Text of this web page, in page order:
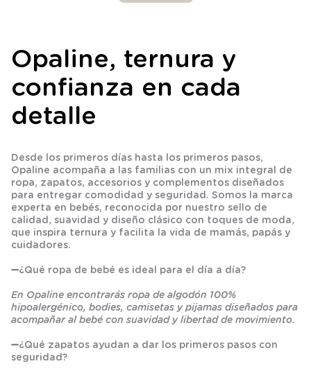
Opaline, ternura y
confianza en cada
detalle
Desde los primeros días hasta los primeros pasos,
Opaline acompaña a las familias con un mix integral de
ropa, zapatos, accesorios y complementos diseñados
para entregar comodidad y seguridad. Somos la marca
experta en bebés, reconocida por nuestro sello de
calidad, suavidad y diseño clásico con toques de moda,
que inspira ternura y facilita la vida de mamás, papás y
cuidadores.
➖¿Qué ropa de bebé es ideal para el día a día?
En Opaline encontrarás ropa de algodón 100%
hipoalergénico, bodies, camisetas y pijamas diseñados para
acompañar al bebé con suavidad y libertad de movimiento.
➖¿Qué zapatos ayudan a dar los primeros pasos con
seguridad?